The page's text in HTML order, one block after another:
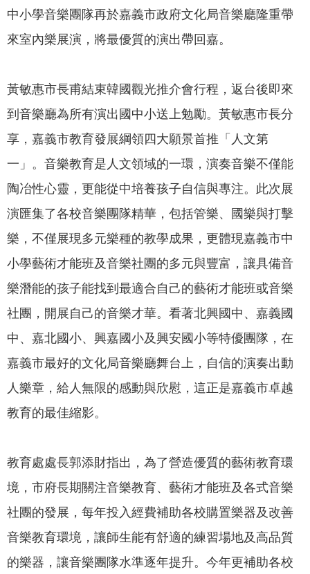
服
務
我
們
網
社
群
政
府
訊
公
抗
旱
節
水
區
站
導
覽
回
頁
中小學音樂團隊再於嘉義市政府文化局音樂廳隆重帶
來室內樂展演，將最優質的演出帶回嘉。
黃敏惠市長甫結束韓國觀光推介會行程，返台後即來
到音樂廳為所有演出國中小送上勉勵。黃敏惠市長分
享，嘉義市教育發展綱領四大願景首推「人文第
一」。音樂教育是人文領域的一環，演奏音樂不僅能
陶冶性心靈，更能從中培養孩子自信與專注。此次展
演匯集了各校音樂團隊精華，包括管樂、國樂與打擊
樂，不僅展現多元樂種的教學成果，更體現嘉義市中
小學藝術才能班及音樂社團的多元與豐富，讓具備音
樂潛能的孩子能找到最適合自己的藝術才能班或音樂
社團，開展自己的音樂才華。看著北興國中、嘉義國
中、嘉北國小、興嘉國小及興安國小等特優團隊，在
嘉義市最好的文化局音樂廳舞台上，自信的演奏出動
人樂章，給人無限的感動與欣慰，這正是嘉義市卓越
教育的最佳縮影。
教育處處長郭添財指出，為了營造優質的藝術教育環
境，市府長期關注音樂教育、藝術才能班及各式音樂
社團的發展，每年投入經費補助各校購置樂器及改善
音樂教育環境，讓師生能有舒適的練習場地及高品質
的樂器，讓音樂團隊水準逐年提升。今年更補助各校